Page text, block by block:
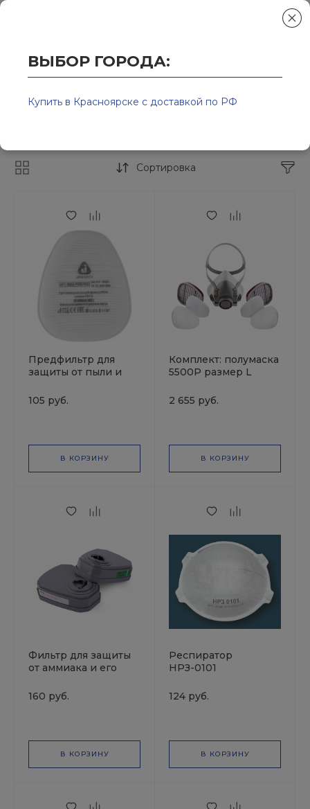
Колор-Авто - магазин лакокрасочной продукции и
Респираторы одноразовые
Сортировка
Предфильтр для
защиты от пыли и
цена за 1шт,
технология AirOne,
105 руб.
В КОРЗИНУ
Комплект: полумаска
5500P размер L
+предфильтры Р2(4
шт.) +держатели
2 655 руб.
В КОРЗИНУ
Фильтр для защиты
от аммиака и его
JETAPRO
160 руб.
В КОРЗИНУ
Респиратор
НРЗ-0101
124 руб.
В КОРЗИНУ
ВЫБОР ГОРОДА:
Купить в Красноярске с доставкой по РФ